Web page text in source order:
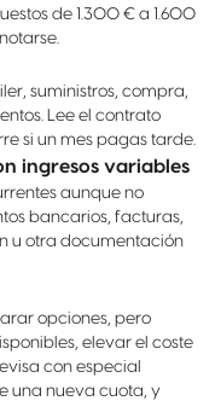
de 1.300 € a 1.600
suministros, compra,
Lee el contrato
si un mes pagas tarde.
ingresos variables
aunque no
bancarios, facturas,
u otra documentación
opciones, pero
elevar el coste
con especial
una nueva cuota, y